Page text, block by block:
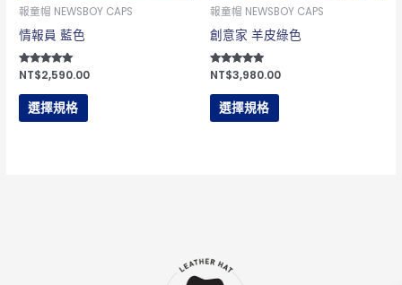
報童帽 NEWSBOY CAPS
情報員 藍色
評分
5.00
滿分 5
NT$2,590.00
選擇規格
可
品
面
報童帽 NEWSBOY CAPS
創意家 羊皮綠色
評分
滿分 5
NT$3,980.00
選擇規格
可
在
品
面